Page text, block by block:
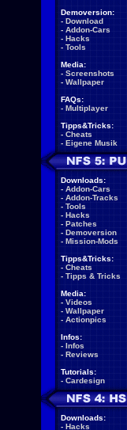
Demoversion:
- Download
- Addon-Cars
- Hacks
- Tools
Media:
- Screenshots
- Wallpaper
FAQs:
- Multiplayer
Tipps&Tricks:
- Cheats
- Eigene Musik
Downloads:
- Addon-Cars
- Addon-Tracks
- Tools
- Hacks
- Patches
- Demoversion
- Mission-Mods
Tipps&Tricks:
- Cheats
- Tipps & Tricks
Media:
- Videos
- Wallpaper
- Actionpics
Infos:
- Infos
- Reviews
Tutorials:
- Cardesign
Downloads:
- Hacks